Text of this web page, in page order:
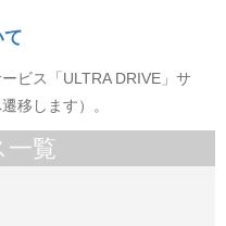
て
ビス「ULTRA DRIVE」サ
移します）。
一覧